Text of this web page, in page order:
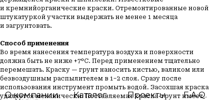
и кремнийорганические краски. Отремонтированные новой
штукатуркой участки выдержать не менее 1 месяца
и загрунтовать.
Способ применения
Во время нанесения температура воздуха и поверхности
должна быть не ниже +7°С. Перед применением тщательно
перемешать. Краску — грунт наносить кистью, валиком или
безвоздушным распылителем в 1−2 слоя. Сразу после
использования инструмент промыть водой. Засохшая краска
удаляется механически. Поставляемая краска-грунт имеет